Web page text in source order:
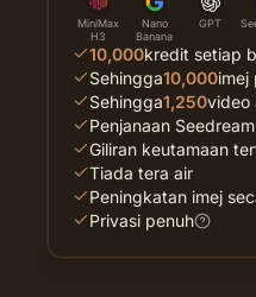
MiniMax
H3
Nano
Banana
GPT
10,000kredit setiap
Sehingga10,000imej
Sehingga1,250video
Penjanaan
Giliran keutamaan
Tiada tera air
Peningkatan imej
Privasi penuh